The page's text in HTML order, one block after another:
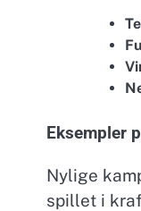
Eksempler
Nylige
spillet i